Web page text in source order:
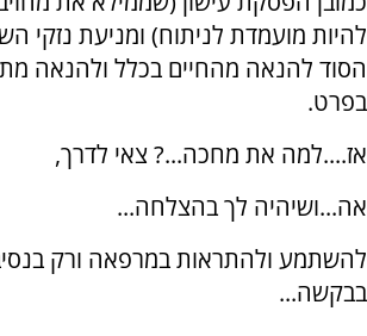
להיות מועמדת לניתוח) ומניעת נזקי
הסוד להנאה מהחיים בכלל ולהנאה
בפרט.
אז....למה את מחכה...? צאי לדרך,
אה...ושיהיה לך בהצלחה...
להשתמע ולהתראות במרפאה ורק
בבקשה...